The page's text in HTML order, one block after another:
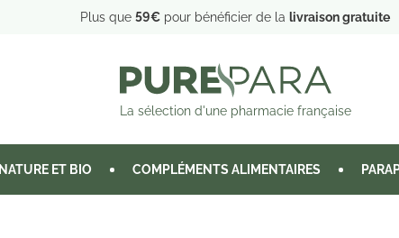
Plus que 59€ pour bénéficier de la livraison gratuite
La sélection d'une pharmacie française
NATURE ET BIO COMPLÉMENTS ALIMENTAIRES